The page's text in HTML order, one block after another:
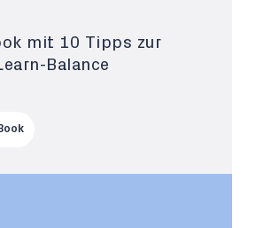
mit 10 Tipps zur
Balance